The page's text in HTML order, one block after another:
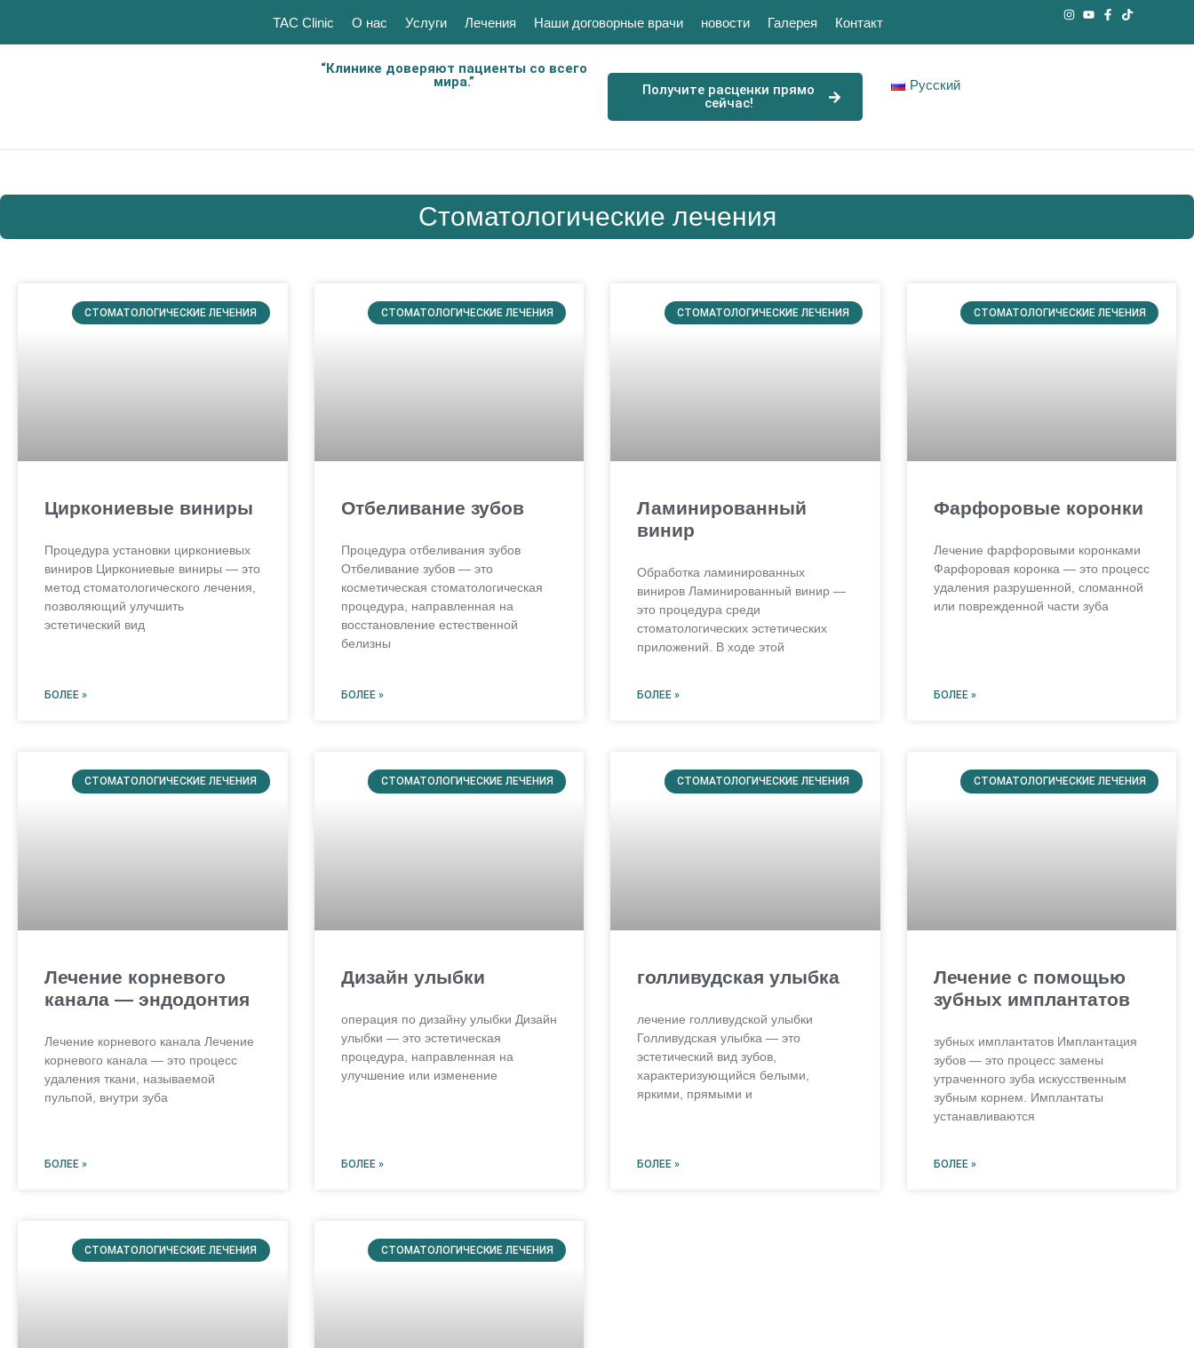
TAC Clinic О нас Услуги Лечения Наши договорные врачи новости Галерея Контакт
“Клинике доверяют пациенты со всего
мира.”
Получите расценки прямо
сейчас!
Русский
Стоматологические лечения
СТОМАТОЛОГИЧЕСКИЕ ЛЕЧЕНИЯ
Циркониевые виниры
Процедура установки циркониевых
виниров Циркониевые виниры — это
метод стоматологического лечения,
позволяющий улучшить
эстетический вид
БОЛЕЕ »
СТОМАТОЛОГИЧЕСКИЕ ЛЕЧЕНИЯ
Отбеливание зубов
Процедура отбеливания зубов
Отбеливание зубов — это
косметическая стоматологическая
процедура, направленная на
восстановление естественной
белизны
БОЛЕЕ »
СТОМАТОЛОГИЧЕСКИЕ ЛЕЧЕНИЯ
Ламинированный
винир
Обработка ламинированных
виниров Ламинированный винир —
это процедура среди
стоматологических эстетических
приложений. В ходе этой
БОЛЕЕ »
СТОМАТОЛОГИЧЕСКИЕ ЛЕЧЕНИЯ
Фарфоровые коронки
Лечение фарфоровыми коронками
Фарфоровая коронка — это процесс
удаления разрушенной, сломанной
или поврежденной части зуба
БОЛЕЕ »
СТОМАТОЛОГИЧЕСКИЕ ЛЕЧЕНИЯ
Лечение корневого
канала — эндодонтия
Лечение корневого канала Лечение
корневого канала — это процесс
удаления ткани, называемой
пульпой, внутри зуба
БОЛЕЕ »
СТОМАТОЛОГИЧЕСКИЕ ЛЕЧЕНИЯ
Дизайн улыбки
операция по дизайну улыбки Дизайн
улыбки — это эстетическая
процедура, направленная на
улучшение или изменение
БОЛЕЕ »
СТОМАТОЛОГИЧЕСКИЕ ЛЕЧЕНИЯ
голливудская улыбка
лечение голливудской улыбки
Голливудская улыбка — это
эстетический вид зубов,
характеризующийся белыми,
яркими, прямыми и
БОЛЕЕ »
СТОМАТОЛОГИЧЕСКИЕ ЛЕЧЕНИЯ
Лечение с помощью
зубных имплантатов
зубных имплантатов Имплантация
зубов — это процесс замены
утраченного зуба искусственным
зубным корнем. Имплантаты
устанавливаются
БОЛЕЕ »
СТОМАТОЛОГИЧЕСКИЕ ЛЕЧЕНИЯ СТОМАТОЛОГИЧЕСКИЕ ЛЕЧЕНИЯ